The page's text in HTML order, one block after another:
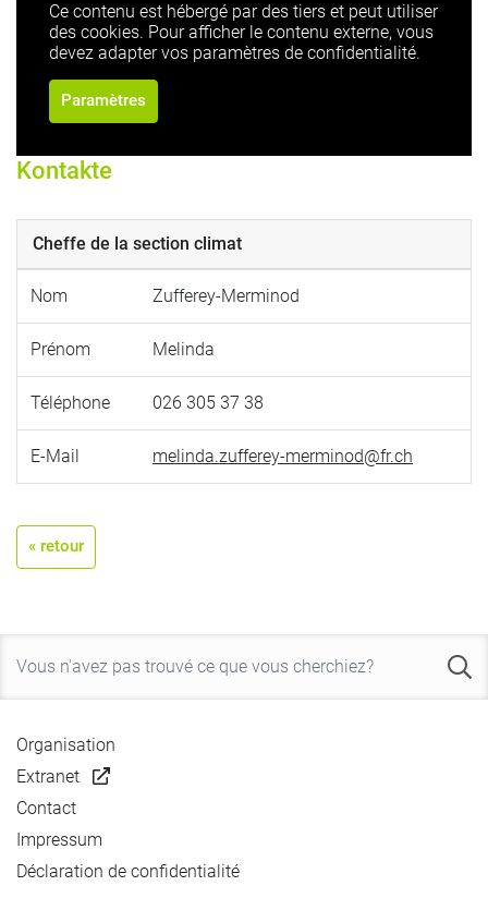
Ce contenu est hébergé par des tiers et peut utiliser
des cookies. Pour afficher le contenu externe, vous
devez adapter vos paramètres de confidentialité.
Paramètres
Kontakte
Cheffe de la section climat
Nom Zufferey-Merminod
Prénom Melinda
Téléphone 026 305 37 38
E-Mail melinda.zufferey-merminod@fr.ch
« retour
Organisation
Extranet
Contact
Impressum
Déclaration de confidentialité